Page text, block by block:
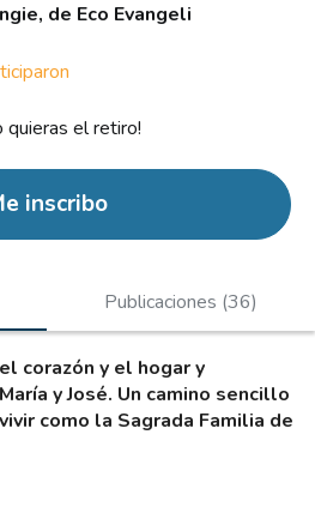
de Eco Evangeli
quieras el retiro!
inscribo
Publicaciones (36)
corazón y el hogar y
y José. Un camino sencillo
como la Sagrada Familia de